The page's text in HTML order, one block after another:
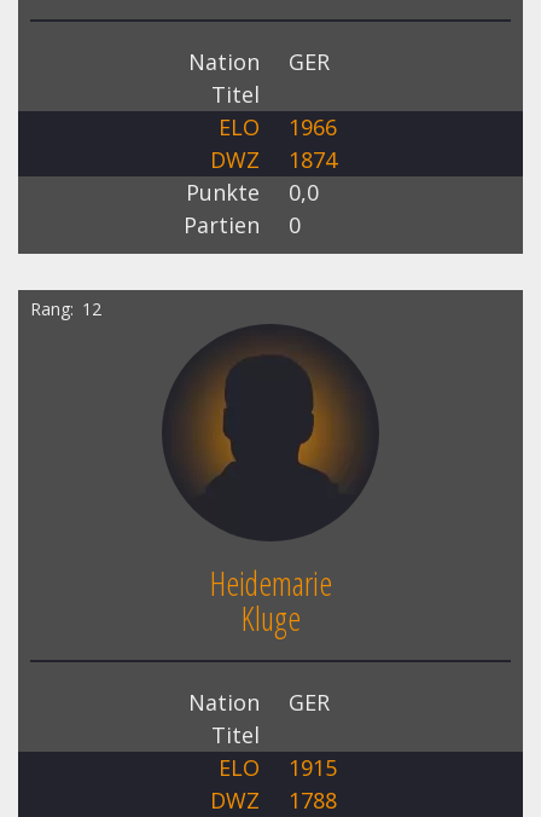
Nation
GER
Titel
ELO
1966
DWZ
1874
Punkte
0,0
Partien
0
Rang 12
Heidemarie
Kluge
Nation
GER
Titel
ELO
1915
DWZ
1788